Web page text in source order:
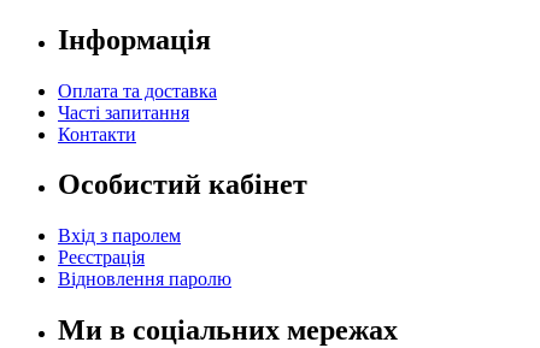
Інформація
Оплата та доставка
Часті запитання
Контакти
Особистий кабінет
Вхід з паролем
Реєстрація
Відновлення паролю
Ми в соціальних мережах